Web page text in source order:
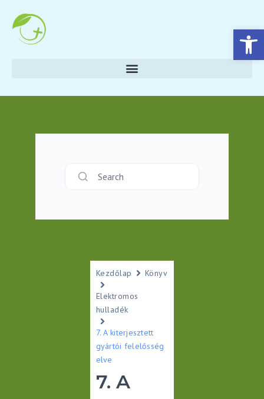
Eszköztár megnyitása
Search
Kezdőlap Könyv
Elektromos
hulladék
7. A kiterjesztett
gyártói felelősség
elve
7. A